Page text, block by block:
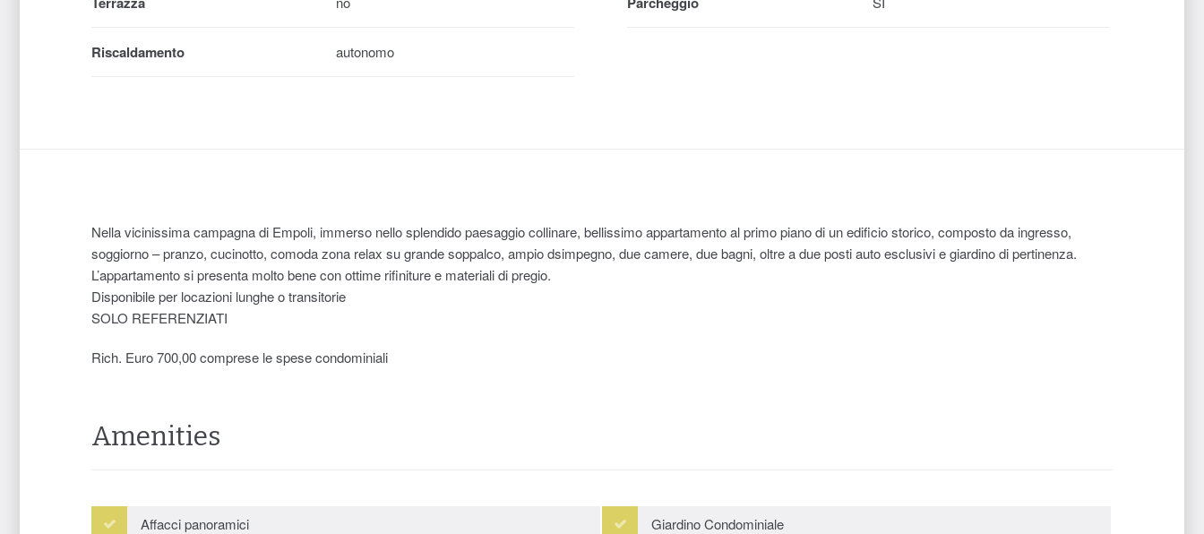
Riscaldamento autonomo
Nella vicinissima campagna di Empoli, immerso nello splendido paesaggio collinare, bellissimo appartamento al primo piano di un edificio storico, composto da ingresso,
soggiorno – pranzo, cucinotto, comoda zona relax su grande soppalco, ampio dsimpegno, due camere, due bagni, oltre a due posti auto esclusivi e giardino di pertinenza.
L’appartamento si presenta molto bene con ottime rifiniture e materiali di pregio.
Disponibile per locazioni lunghe o transitorie
SOLO REFERENZIATI
Rich. Euro 700,00 comprese le spese condominiali
Amenities
Affacci panoramici
Giardino Condominiale